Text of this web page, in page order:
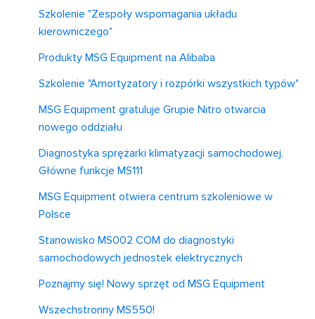
Szkolenie "Zespoły wspomagania układu
kierowniczego"
Produkty MSG Equipment na Alibaba
Szkolenie "Amortyzatory i rozpórki wszystkich typów"
MSG Equipment gratuluje Grupie Nitro otwarcia
nowego oddziału
Diagnostyka sprężarki klimatyzacji samochodowej.
Główne funkcje MS111
MSG Equipment otwiera centrum szkoleniowe w
Polsce
Stanowisko MS002 COM do diagnostyki
samochodowych jednostek elektrycznych
Poznajmy się! Nowy sprzęt od MSG Equipment
Wszechstronny MS550!